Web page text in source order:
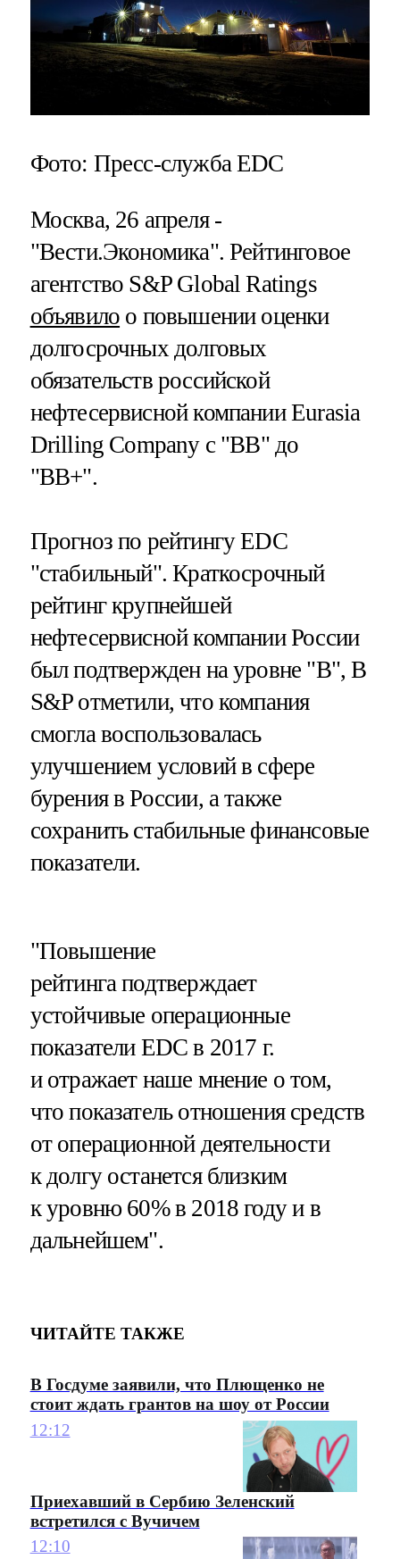
Фото: Пресс-служба EDC
Москва, 26 апреля -
"Вести.Экономика".Рейтинговое
агентство S&P Global Ratings
объявило о повышении оценки
долгосрочных долговых
обязательств российской
нефтесервисной компании Eurasia
Drilling Company с "BB" до
"BB+".
Прогноз по рейтингу EDC
"стабильный". Краткосрочный
рейтинг крупнейшей
нефтесервисной компании России
был подтвержден на уровне "B", В
S&P отметили, что компания
смогла воспользовалась
улучшением условий в сфере
бурения в России, а также
сохранить стабильные финансовые
показатели.
"Повышение
рейтинга подтверждает
устойчивые операционные
показатели EDC в 2017 г.
и отражает наше мнение о том,
что показатель отношения средств
от операционной деятельности
к долгу останется близким
к уровню 60% в 2018 году и в
дальнейшем".
ЧИТАЙТЕ ТАКЖЕ
В Госдуме заявили, что Плющенко не
стоит ждать грантов на шоу от России
12:12
Приехавший в Сербию Зеленский
встретился с Вучичем
12:10